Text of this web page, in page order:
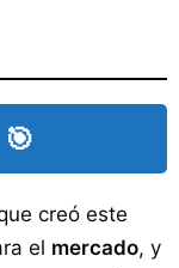
creó este
el mercado, y